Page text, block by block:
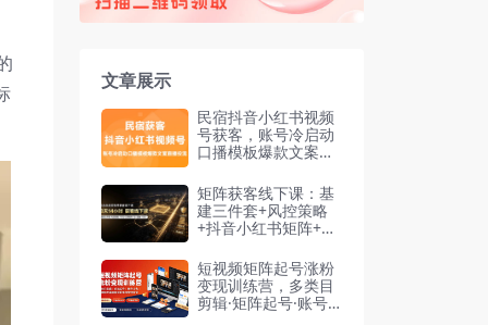
文章展示
民宿抖音小红书视频
号获客，账号冷启动
口播模板爆款文案直
矩阵获客线下课：基
建三件套+风控策略
+抖音小红书矩阵+无
短视频矩阵起号涨粉
变现训练营，多类目
剪辑·矩阵起号·账号